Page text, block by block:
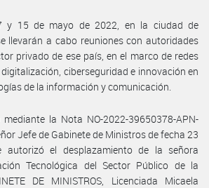
y 15 de mayo de 2022, en la ciudad de
llevarán a cabo reuniones con autoridades
privado de ese país, en el marco de redes
ciberseguridad e innovación en
de la información y comunicación.
la Nota NO-2022-39650378-APN-
Jefe de Gabinete de Ministros de fecha 23
el desplazamiento de la señora
Tecnológica del Sector Público de la
DE MINISTROS, Licenciada Micaela